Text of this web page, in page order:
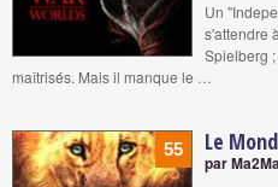
Un
s'attendre
Spielberg
maîtrisés. Mais il manque le …
55 Le
par